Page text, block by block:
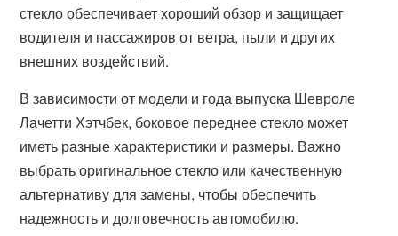
стекло обеспечивает хороший обзор и защищает
водителя и пассажиров от ветра, пыли и других
внешних воздействий.
В зависимости от модели и года выпуска Шевроле
Лачетти Хэтчбек, боковое переднее стекло может
иметь разные характеристики и размеры. Важно
выбрать оригинальное стекло или качественную
альтернативу для замены, чтобы обеспечить
надежность и долговечность автомобилю.